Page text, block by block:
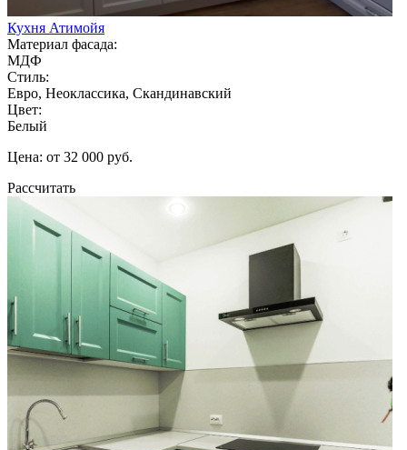
Кухня Атимойя
Материал фасада:
МДФ
Стиль:
Евро, Неоклассика, Скандинавский
Цвет:
Белый
Цена: от 32 000 руб.
Рассчитать